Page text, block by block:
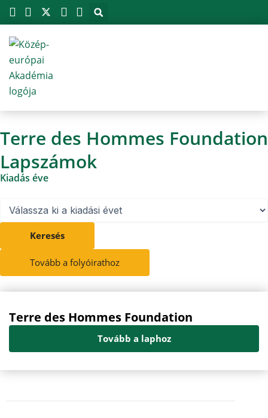
Skip
to
content
Terre des Hommes Foundation
Lapszámok
Kiadás éve
Keresés
Tovább a folyóirathoz
Terre des Hommes Foundation
Tovább a laphoz